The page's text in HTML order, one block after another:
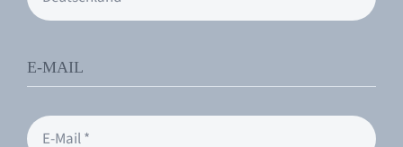
E-MAIL